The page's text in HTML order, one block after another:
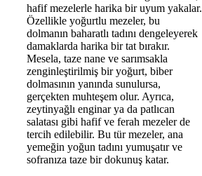
hafif mezelerle harika bir uyum yakalar.
Özellikle yoğurtlu mezeler, bu
dolmanın baharatlı tadını dengeleyerek
damaklarda harika bir tat bırakır.
Mesela, taze nane ve sarımsakla
zenginleştirilmiş bir yoğurt, biber
dolmasının yanında sunulursa,
gerçekten muhteşem olur. Ayrıca,
zeytinyağlı enginar ya da patlıcan
salatası gibi hafif ve ferah mezeler de
tercih edilebilir. Bu tür mezeler, ana
yemeğin yoğun tadını yumuşatır ve
sofranıza taze bir dokunuş katar.